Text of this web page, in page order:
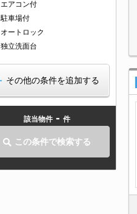
エアコン付
駐車場付
オートロック
独立洗面台
その他の条件を追加する
該当物件 - 件
この条件で検索する